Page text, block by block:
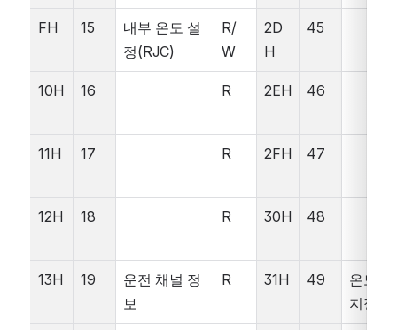
FH 15
내부 온도 설
정(RJC)
R/
W
2D
H
45
10H 16 R 2EH 46
11H 17 R 2FH 47
12H 18 R 30H 48
13H 19
운전 채널 정
보
R 31H 49
온도
지정